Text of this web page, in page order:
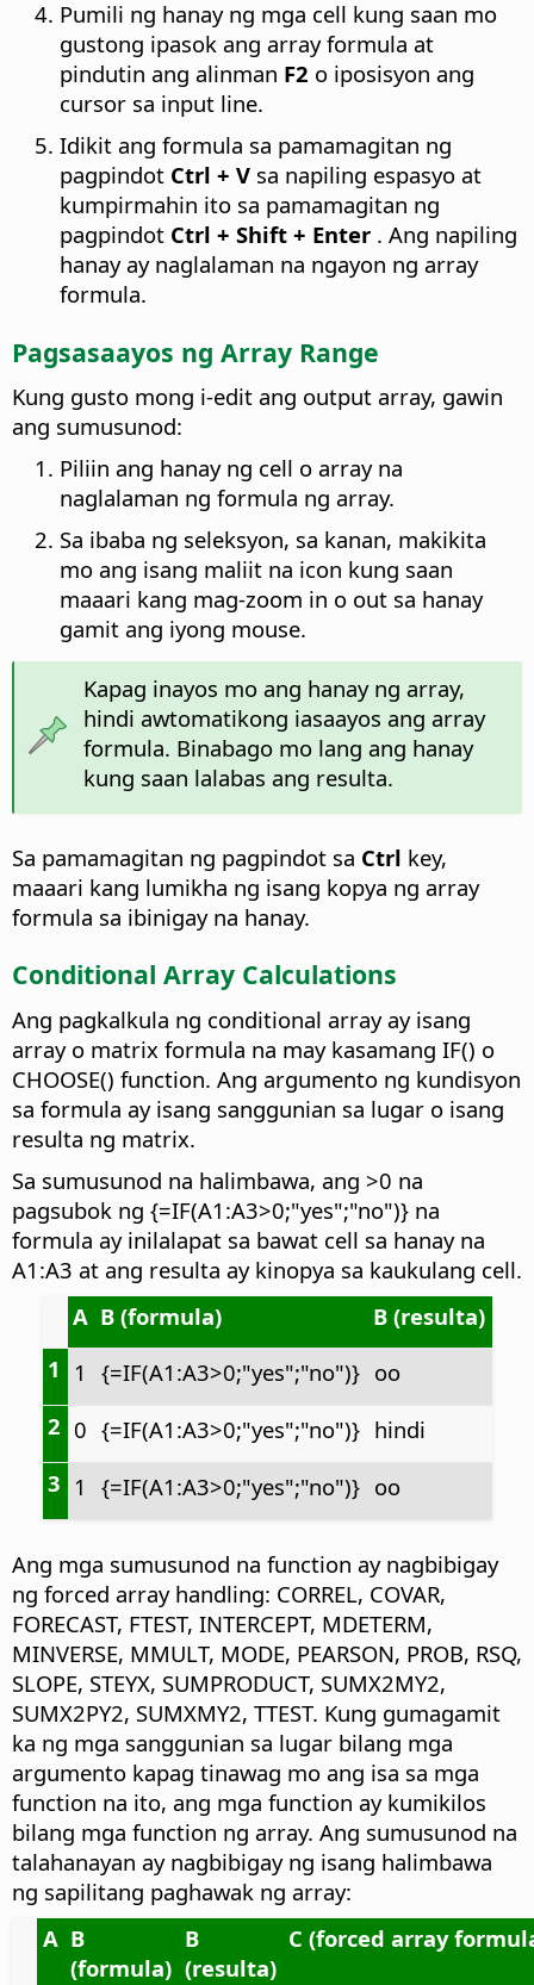
Pumili ng hanay ng mga cell kung saan mo
gustong ipasok ang array formula at
pindutin ang alinman F2 o iposisyon ang
cursor sa input line.
Idikit ang formula sa pamamagitan ng
pagpindot Ctrl + V sa napiling espasyo at
kumpirmahin ito sa pamamagitan ng
pagpindot Ctrl + Shift + Enter . Ang napiling
hanay ay naglalaman na ngayon ng array
formula.
Pagsasaayos ng Array Range
Kung gusto mong i-edit ang output array, gawin
ang sumusunod:
Piliin ang hanay ng cell o array na
naglalaman ng formula ng array.
Sa ibaba ng seleksyon, sa kanan, makikita
mo ang isang maliit na icon kung saan
maaari kang mag-zoom in o out sa hanay
gamit ang iyong mouse.
Kapag inayos mo ang hanay ng array,
hindi awtomatikong iasaayos ang array
formula. Binabago mo lang ang hanay
kung saan lalabas ang resulta.
Sa pamamagitan ng pagpindot sa Ctrl key,
maaari kang lumikha ng isang kopya ng array
formula sa ibinigay na hanay.
Conditional Array Calculations
Ang pagkalkula ng conditional array ay isang
array o matrix formula na may kasamang IF() o
CHOOSE() function. Ang argumento ng kundisyon
sa formula ay isang sanggunian sa lugar o isang
resulta ng matrix.
Sa sumusunod na halimbawa, ang >0 na
pagsubok ng {=IF(A1:A3>0;"yes";"no")} na
formula ay inilalapat sa bawat cell sa hanay na
A1:A3 at ang resulta ay kinopya sa kaukulang cell.
A B (formula)
B (resulta)
1 1 {=IF(A1:A3>0;"yes";"no")} oo
2 0 {=IF(A1:A3>0;"yes";"no")} hindi
3 1 {=IF(A1:A3>0;"yes";"no")} oo
Ang mga sumusunod na function ay nagbibigay
ng forced array handling: CORREL, COVAR,
FORECAST, FTEST, INTERCEPT, MDETERM,
MINVERSE, MMULT, MODE, PEARSON, PROB, RSQ,
SLOPE, STEYX, SUMPRODUCT, SUMX2MY2,
SUMX2PY2, SUMXMY2, TTEST. Kung gumagamit
ka ng mga sanggunian sa lugar bilang mga
argumento kapag tinawag mo ang isa sa mga
function na ito, ang mga function ay kumikilos
bilang mga function ng array. Ang sumusunod na
talahanayan ay nagbibigay ng isang halimbawa
ng sapilitang paghawak ng array:
A B
(formula)
B
(resulta)
C (forced array